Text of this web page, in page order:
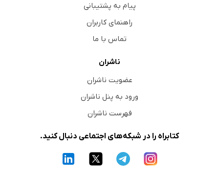
پیام به پشتیبانی
راهنمای کاربران
تماس با ما
ناشران
عضویت ناشران
ورود به پنل ناشران
فهرست ناشران
کتابراه را در شبکه‌های اجتماعی دنبال کنید.